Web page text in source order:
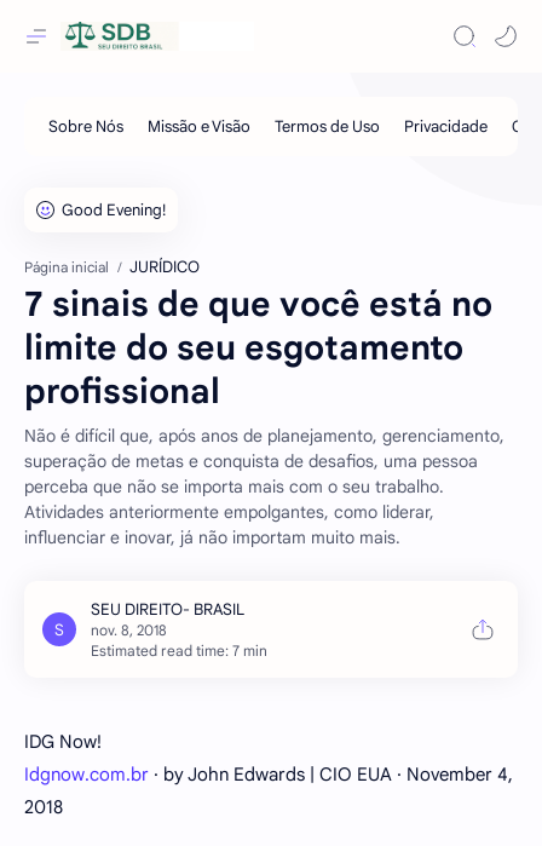
Página inicial JURÍDICO
7 sinais de que você está no
limite do seu esgotamento
profissional
Não é difícil que, após anos de planejamento, gerenciamento,
superação de metas e conquista de desafios, uma pessoa
perceba que não se importa mais com o seu trabalho.
Atividades anteriormente empolgantes, como liderar,
influenciar e inovar, já não importam muito mais.
Estimated read time: 7 min
IDG Now!
Idgnow.com.br · by John Edwards | CIO EUA · November 4,
2018